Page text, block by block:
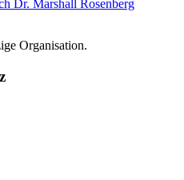
Dr. Marshall Rosenberg
Organisation.